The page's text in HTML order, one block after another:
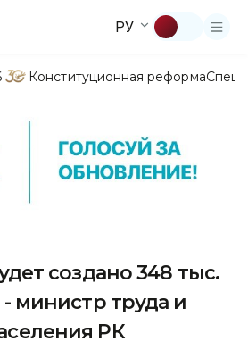
РУ
Конституционная реформа
создано 348 тыс.
министр труда и
РК